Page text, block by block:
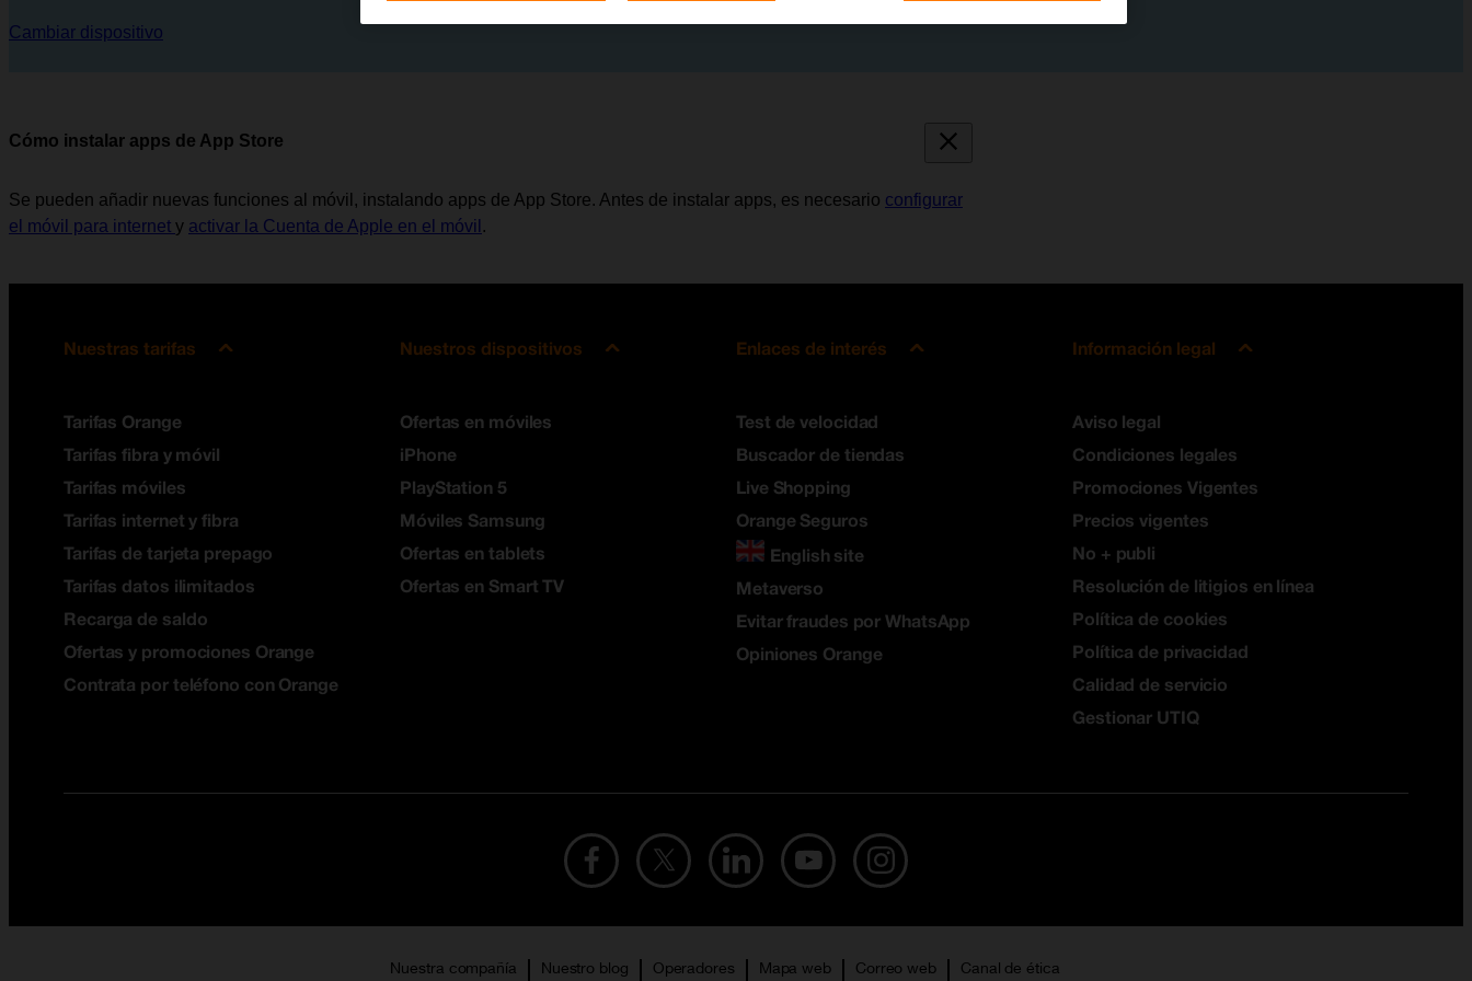
Cambiar dispositivo
Cómo instalar apps de App Store
Se pueden añadir nuevas funciones al móvil, instalando apps de App Store. Antes de instalar apps, es necesario configurar
el móvil para internet y activar la Cuenta de Apple en el móvil .
Nuestras tarifas
Tarifas Orange
Tarifas fibra y móvil
Tarifas móviles
Tarifas internet y fibra
Tarifas de tarjeta prepago
Tarifas datos ilimitados
Recarga de saldo
Ofertas y promociones Orange
Contrata por teléfono con Orange
Nuestros dispositivos
Ofertas en móviles
iPhone
PlayStation 5
Móviles Samsung
Ofertas en tablets
Ofertas en Smart TV
Enlaces de interés
Test de velocidad
Buscador de tiendas
Live Shopping
Orange Seguros
English site
Metaverso
Evitar fraudes por WhatsApp
Opiniones Orange
Información legal
Aviso legal
Condiciones legales
Promociones Vigentes
Precios vigentes
No + publi
Resolución de litigios en línea
Política de cookies
Política de privacidad
Calidad de servicio
Gestionar UTIQ
Nuestra compañía Nuestro blog Operadores Mapa web Correo web Canal de ética